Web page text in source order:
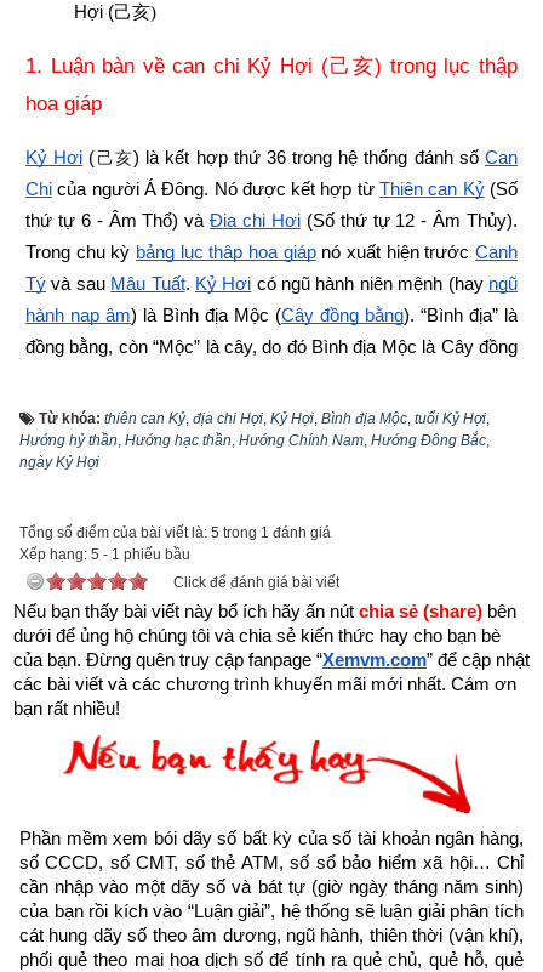
Hợi (己亥)
1. Luận bàn về can chi Kỷ Hợi (己亥) trong lục thập
hoa giáp
Kỷ Hợi ( 己亥) là kết hợp thứ 36 trong hệ thống đánh số Can
Chi của người Á Đông. Nó được kết hợp từ Thiên can Kỷ (Số
thứ tự 6 - Âm Thổ) và Địa chi Hợi (Số thứ tự 12 - Âm Thủy).
Trong chu kỳ bảng lục thập hoa giáp nó xuất hiện trước Canh
Tý và sau Mậu Tuất. Kỷ Hợi có ngũ hành niên mệnh (hay ngũ
hành nạp âm) là Bình địa Mộc (Cây đồng bằng). “Bình địa” là
đồng bằng, còn “Mộc” là cây, do đó Bình địa Mộc là Cây đồng
loại cây thân mềm nên người có mệnh này tính tình ôn hòa,
mềm dẻo, dễ gần nhưng nhiều khi yếu đuối, nhu nhược thiếu
đi cá tính và màu sắc của bản thân. Độc giả tìm hiểu sâu hơn
về tính cách, công việc, tình duyên, xung khắc mệnh Bình địa
Mộc (Cây đồng bằng)
Từ khóa: thiên can Kỷ, địa chi Hợi, Kỷ Hợi, Bình địa Mộc, tuổi Kỷ Hợi,
Hướng hỷ thần, Hướng hạc thần, Hướng Chính Nam, Hướng Đông Bắc,
ngày Kỷ Hợi
Tổng số điểm của bài viết là: 5 trong 1 đánh giá
Xếp hạng: 5 - 1 phiếu bầu
Click để đánh giá bài viết
Nếu bạn thấy bài viết này bổ ích hãy ấn nút chia sẻ (share) bên
dưới để ủng hộ chúng tôi và chia sẻ kiến thức hay cho bạn bè
của bạn. Đừng quên truy cập fanpage “Xemvm.com” để cập nhật
các bài viết và các chương trình khuyến mãi mới nhất. Cám ơn
bạn rất nhiều!
Phần mềm xem bói dãy số bất kỳ của số tài khoản ngân hàng,
số CCCD, số CMT, số thẻ ATM, số sổ bảo hiểm xã hội… Chỉ
cần nhập vào một dãy số và bát tự (giờ ngày tháng năm sinh)
của bạn rồi kích vào “Luận giải”, hệ thống sẽ luận giải phân tích
cát hung dãy số theo âm dương, ngũ hành, thiên thời (vận khí),
phối quẻ theo mai hoa dịch số để tính ra quẻ chủ, quẻ hỗ, quẻ